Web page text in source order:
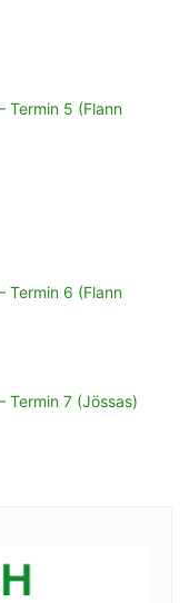
Termin 5 (Flann
Termin 6 (Flann
Termin 7 (Jössas)